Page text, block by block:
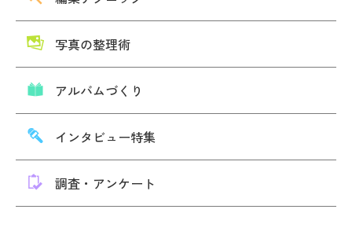
写真の整理術
アルバムづくり
インタビュー特集
調査・アンケート